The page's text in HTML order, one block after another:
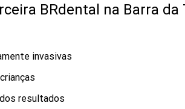
BRdental na Barra da
invasivas
resultados